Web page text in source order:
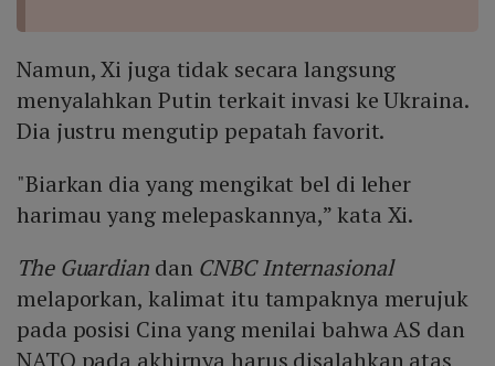
Namun, Xi juga tidak secara langsung
menyalahkan Putin terkait invasi ke Ukraina.
Dia justru mengutip pepatah favorit.
"Biarkan dia yang mengikat bel di leher
harimau yang melepaskannya,” kata Xi.
The Guardiandan CNBC Internasional
melaporkan, kalimat itu tampaknya merujuk
pada posisi Cina yang menilai bahwa AS dan